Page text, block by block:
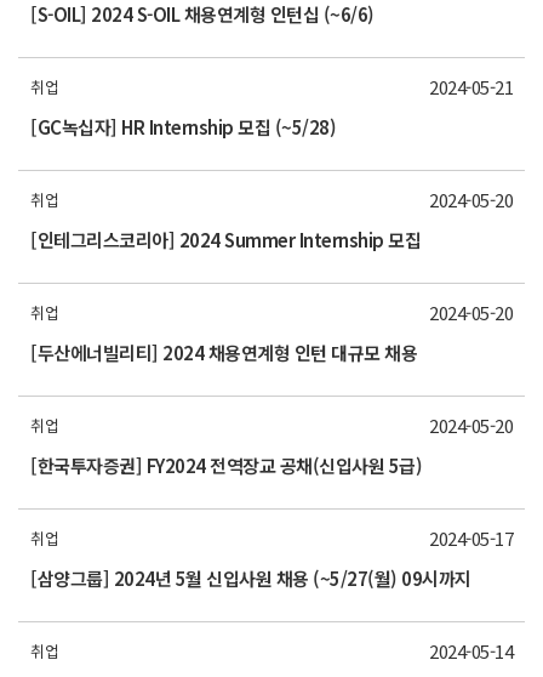
[S-OIL] 2024 S-OIL 채용연계형 인턴십 (~6/6)
취업
[GC녹십자] HR Internship 모집 (~5/28)
2024-05-21
취업
[인테그리스코리아] 2024 Summer Internship 모집
2024-05-20
취업
[두산에너빌리티] 2024 채용연계형 인턴 대규모 채용
2024-05-20
취업
[한국투자증권] FY2024 전역장교 공채(신입사원 5급)
2024-05-20
취업
[삼양그룹] 2024년 5월 신입사원 채용 (~5/27(월) 09시까지
2024-05-17
취업 2024-05-14